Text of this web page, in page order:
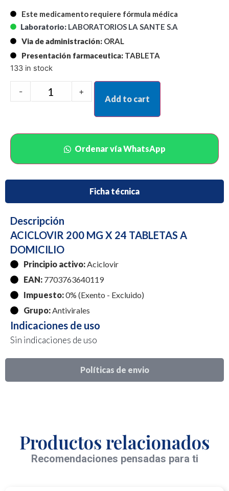
Este medicamento requiere fórmula médica
Laboratorio: LABORATORIOS LA SANTE S.A
Via de administración: ORAL
Presentación farmaceutica: TABLETA
133 in stock
- +
Add to cart
Ordenar vía WhatsApp
Ficha técnica
Políticas de envio
Descripción
ACICLOVIR 200 MG X 24 TABLETAS A
DOMICILIO
Principio activo:Aciclovir
EAN: 7703763640119
Impuesto:0% (Exento - Excluido)
Grupo:Antivirales
Indicaciones de uso
Sin indicaciones de uso
Productos relacionados
Recomendaciones pensadas para ti